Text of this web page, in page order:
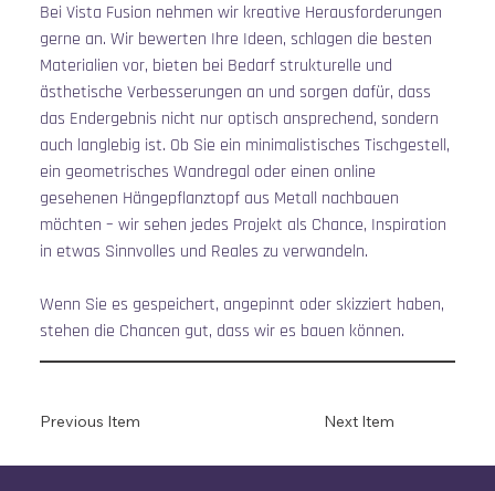
Bei Vista Fusion nehmen wir kreative Herausforderungen
gerne an. Wir bewerten Ihre Ideen, schlagen die besten
Materialien vor, bieten bei Bedarf strukturelle und
ästhetische Verbesserungen an und sorgen dafür, dass
das Endergebnis nicht nur optisch ansprechend, sondern
auch langlebig ist. Ob Sie ein minimalistisches Tischgestell,
ein geometrisches Wandregal oder einen online
gesehenen Hängepflanztopf aus Metall nachbauen
möchten – wir sehen jedes Projekt als Chance, Inspiration
in etwas Sinnvolles und Reales zu verwandeln.
Wenn Sie es gespeichert, angepinnt oder skizziert haben,
stehen die Chancen gut, dass wir es bauen können.
Next Item
Previous Item